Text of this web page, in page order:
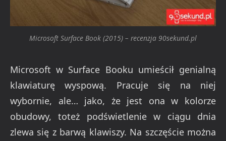
Microsoft Surface Book (2015) – recenzja 90sekund.pl
Microsoft w Surface Booku umieścił genialną
klawiaturę wyspową. Pracuje się na niej
wybornie, ale… jako, że jest ona w kolorze
obudowy, toteż podświetlenie w ciągu dnia
zlewa się z barwą klawiszy. Na szczęście można